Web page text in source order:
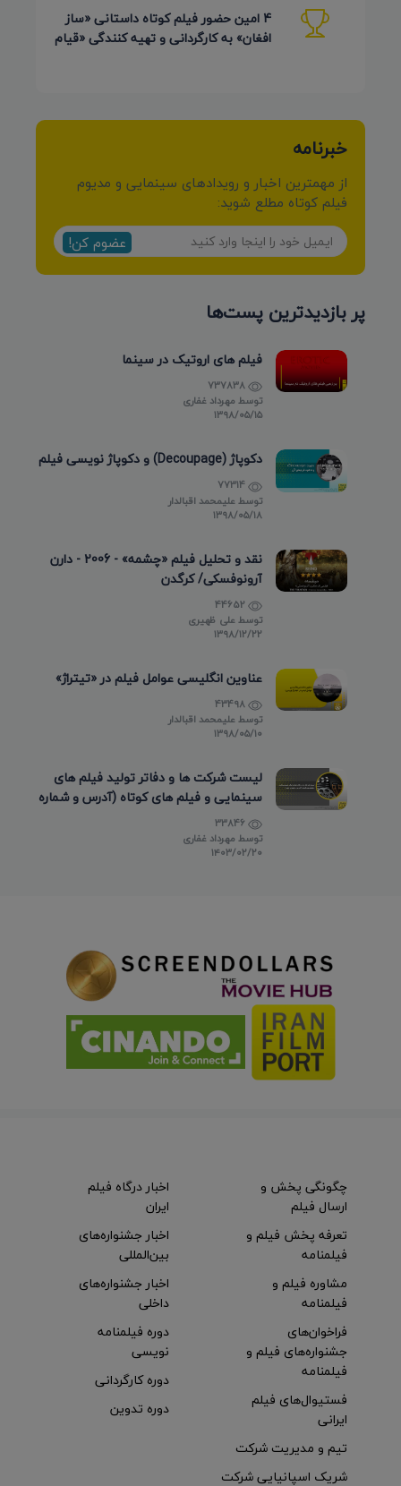
4 امین حضور فیلم کوتاه داستانی «ساز
افغان» به کارگردانی و تهیه کنندگی «قیام
خبرنامه
از مهمترین اخبار و رویدادهای سینمایی و مدیوم
فیلم کوتاه مطلع شوید:
عضوم کن!
پر بازدیدترین پست‌ها
فیلم های اروتیک در سینما
توسط مهرداد غفاری
۱۳۹۸/۰۵/۱۵
دکوپاژ (Decoupage) و دکوپاژ نویسی فیلم
توسطعلیمحمد اقبالدار
۱۳۹۸/۰۵/۱۸
نقد و تحلیل فیلم «چشمه» - 2006 - دارن
آرونوفسکی/ کرگدن
توسطعلی ظهیری
۱۳۹۸/۱۲/۲۲
عناوین انگلیسی عوامل فیلم در «تیتراژ»
توسطعلیمحمد اقبالدار
۱۳۹۸/۰۵/۱۰
لیست شرکت ها و دفاتر تولید فیلم های
سینمایی و فیلم های کوتاه (آدرس و شماره
تماس)
توسط مهرداد غفاری
۱۴۰۳/۰۲/۲۰
چگونگی پخش و
ارسال فیلم
تعرفه پخش فیلم و
فیلمنامه
مشاوره فیلم و
فیلمنامه
اخبار درگاه فیلم
ایران
اخبار جشنواره‌های
بین‌المللی
اخبار جشنواره‌های
داخلی
فراخوان‌های
جشنواره‌های فیلم و
فیلمنامه
فستیوال‌های فیلم
ایرانی
دوره فیلمنامه
نویسی
دوره کارگردانی
دوره تدوین
تیم و مدیریت شرکت
شریک اسپانیایی شرکت